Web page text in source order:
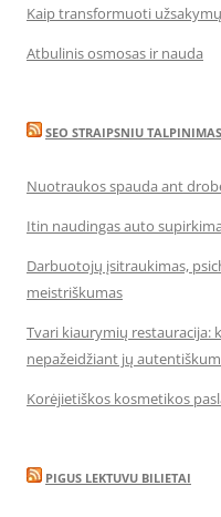
Kaip transformuoti
Atbulinis osmosas ir nauda
SEO STRAIPSNIU TALPINIMAS
Nuotraukos spauda ant
Itin naudingas auto
Darbuotojų įsitraukimas,
meistriškumas
Tvari kiaurymių
nepažeidžiant jų
Korėjietiškos kosmetikos
PIGUS LEKTUVU BILIETAI